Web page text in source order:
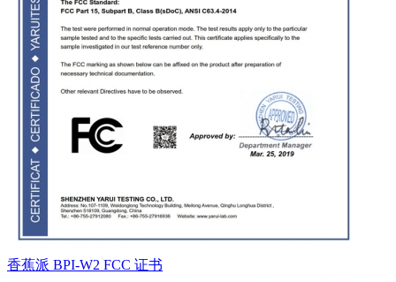
香蕉派 BPI-W2 FCC 证书